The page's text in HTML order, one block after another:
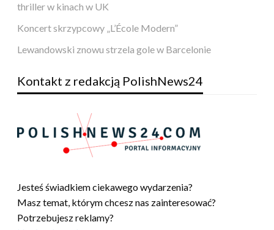
thriller w kinach w UK
Koncert skrzypcowy „L’École Modern”
Lewandowski znowu strzela gole w Barcelonie
Kontakt z redakcją PolishNews24
Jesteś świadkiem ciekawego wydarzenia?
Masz temat, którym chcesz nas zainteresować?
Potrzebujesz reklamy?